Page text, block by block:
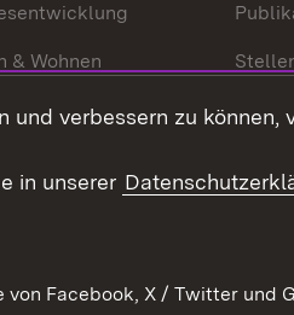
& Wohnen
verbessern zu können,
in unserer
Facebook, X / Twitter und